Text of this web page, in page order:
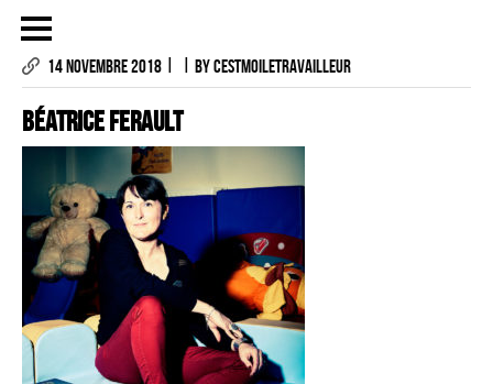
14 NOVEMBRE 2018 | | BY CESTMOILETRAVAILLEUR
Béatrice FERAULT